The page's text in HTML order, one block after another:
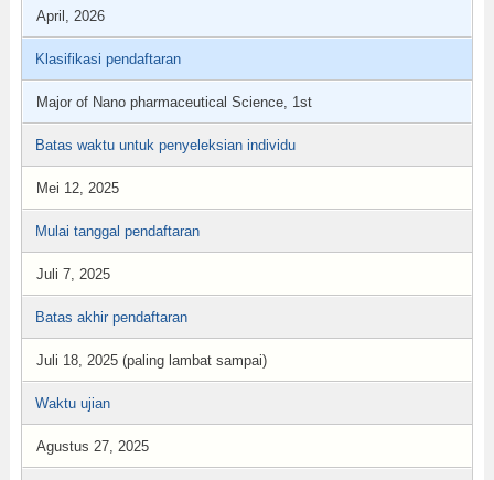
April, 2026
Klasifikasi pendaftaran
Major of Nano pharmaceutical Science, 1st
Batas waktu untuk penyeleksian individu
Mei 12, 2025
Mulai tanggal pendaftaran
Juli 7, 2025
Batas akhir pendaftaran
Juli 18, 2025 (paling lambat sampai)
Waktu ujian
Agustus 27, 2025